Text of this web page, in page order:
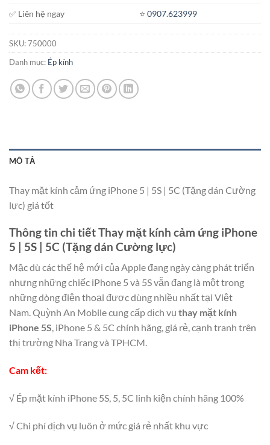
✅ Liên hệ ngay
⭐️0907.623999
SKU:750000
Danh mục: Ép kính
MÔ TẢ
Thay mặt kính cảm ứng iPhone 5 | 5S | 5C (Tặng dán Cường
lực) giá tốt
Thông tin chi tiết Thay mặt kính cảm ứng iPhone
5 | 5S | 5C (Tặng dán Cường lực)
Mặc dù các thế hệ mới của Apple đang ngày càng phát triển
nhưng những chiếc iPhone 5 và 5S vẫn đang là một trong
những dòng điện thoại được dùng nhiều nhất tại Việt
Nam. Quỳnh An Mobile cung cấp dịch vụ thay mặt kính
iPhone 5S, iPhone 5 & 5C chính hãng, giá rẻ, cạnh tranh trên
thị trường Nha Trang và TPHCM.
Cam kết:
√ Ép mặt kính iPhone 5S, 5, 5C linh kiện chính hãng 100%
√ Chi phí dịch vụ luôn ở mức giá rẻ nhất khu vực